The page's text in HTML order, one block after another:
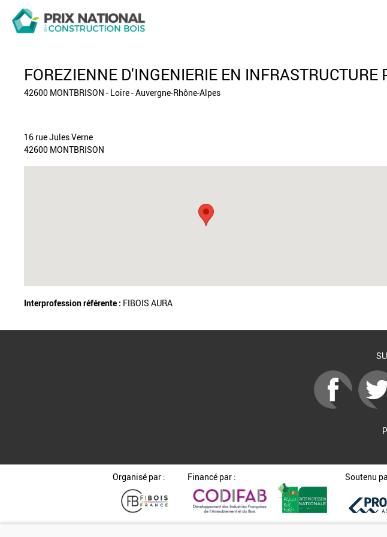
FOREZIENNE D'INGENIERIE EN INFRASTRUCTURE
42600 MONTBRISON - Loire - Auvergne-Rhône-Alpes
16 rue Jules Verne
42600 MONTBRISON
Interprofession référente : FIBOIS AURA
Organisé par : Financé par : Soutenu